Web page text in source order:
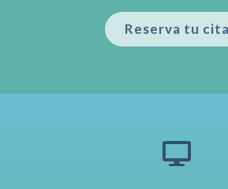
Reserva tu cita
